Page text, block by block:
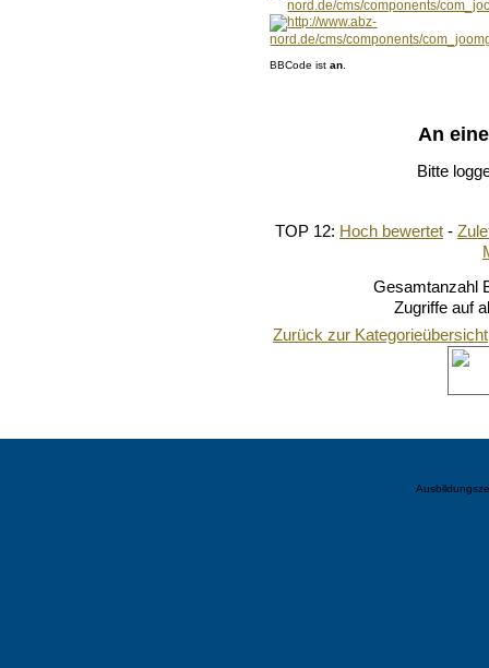
BBCode istan
An
Bitte
TOP 12: Hoch bewertet -
Gesamtanzahl
Zugriffe auf
Zurück zur Kategorieübersicht